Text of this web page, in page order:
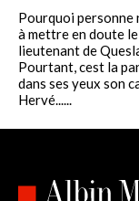
Pourquoi personne
à mettre en doute
lieutenant de
Pourtant, cest la
dans ses yeux son
Hervé......